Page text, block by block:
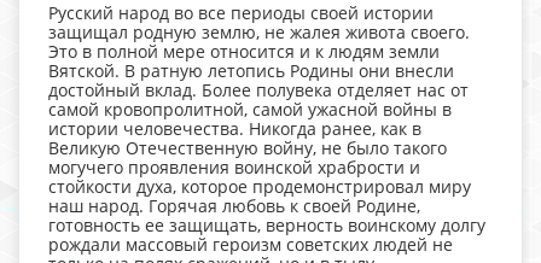
Русский народ во все периоды своей истории
защищал родную землю, не жалея живота своего.
Это в полной мере относится и к людям земли
Вятской. В ратную летопись Родины они внесли
достойный вклад. Более полувека отделяет нас от
самой кровопролитной, самой ужасной войны в
истории человечества. Никогда ранее, как в
Великую Отечественную войну, не было такого
могучего проявления воинской храбрости и
стойкости духа, которое продемонстрировал миру
наш народ. Горячая любовь к своей Родине,
готовность ее защищать, верность воинскому долгу
рождали массовый героизм советских людей не